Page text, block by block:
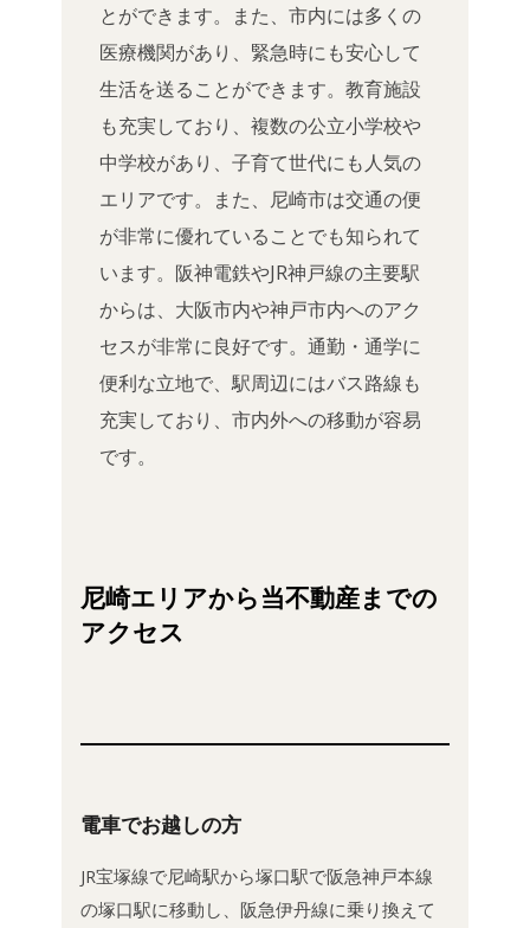
とができます。また、市内には多くの
医療機関があり、緊急時にも安心して
生活を送ることができます。教育施設
も充実しており、複数の公立小学校や
中学校があり、子育て世代にも人気の
エリアです。また、尼崎市は交通の便
が非常に優れていることでも知られて
います。阪神電鉄やJR神戸線の主要駅
からは、大阪市内や神戸市内へのアク
セスが非常に良好です。通勤・通学に
便利な立地で、駅周辺にはバス路線も
充実しており、市内外への移動が容易
です。
尼崎エリアから当不動産までの
アクセス
電車でお越しの方
JR宝塚線で尼崎駅から塚口駅で阪急神戸本線
の塚口駅に移動し、阪急伊丹線に乗り換えて